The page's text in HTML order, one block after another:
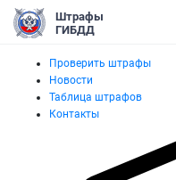
Штрафы
ГИБДД
Проверить штрафы
Новости
Таблица штрафов
Контакты